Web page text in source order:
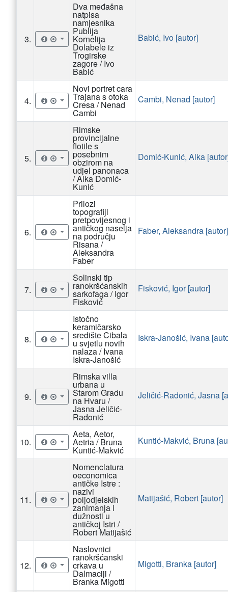
3.
Dva međašna
natpisa
namjesnika
Publija
Kornelija
Dolabele iz
Trogirske
zagore / Ivo
Babić
Babić, Ivo [autor]
4.
Novi portret cara
Trajana s otoka
Cresa / Nenad
Cambi
Cambi, Nenad [autor]
5.
Rimske
provincijalne
flotile s
posebnim
obzirom na
udjel panonaca
/ Alka Domić-
Kunić
Domić-Kunić, Alka
6.
Prilozi
topografiji
pretpovijesnog i
antičkog naselja
na području
Risana /
Aleksandra
Faber
Faber, Aleksandra [autor]
7.
Solinski tip
ranokršćanskih
sarkofaga / Igor
Fisković
Fisković, Igor [autor]
8.
Istočno
keramičarsko
središte Cibala
u svjetlu novih
nalaza / Ivana
Iskra-Janošić
Iskra-Janošić, Ivana
9.
Rimska villa
urbana u
Starom Gradu
na Hvaru /
Jasna Jeličić-
Radonić
Jeličić-Radonić, Jasna
10.
Aeta, Aetor,
Aetria / Bruna
Kuntić-Makvić
Kuntić-Makvić, Bruna
11.
Nomenclatura
oeconomica
antičke Istre :
nazivi
poljodjelskih
zanimanja i
dužnosti u
antičkoj Istri /
Robert Matijašić
Matijašić, Robert [autor]
12.
Naslovnici
ranokršćanski
crkava u
Dalmaciji /
Branka Migotti
Migotti, Branka [autor]